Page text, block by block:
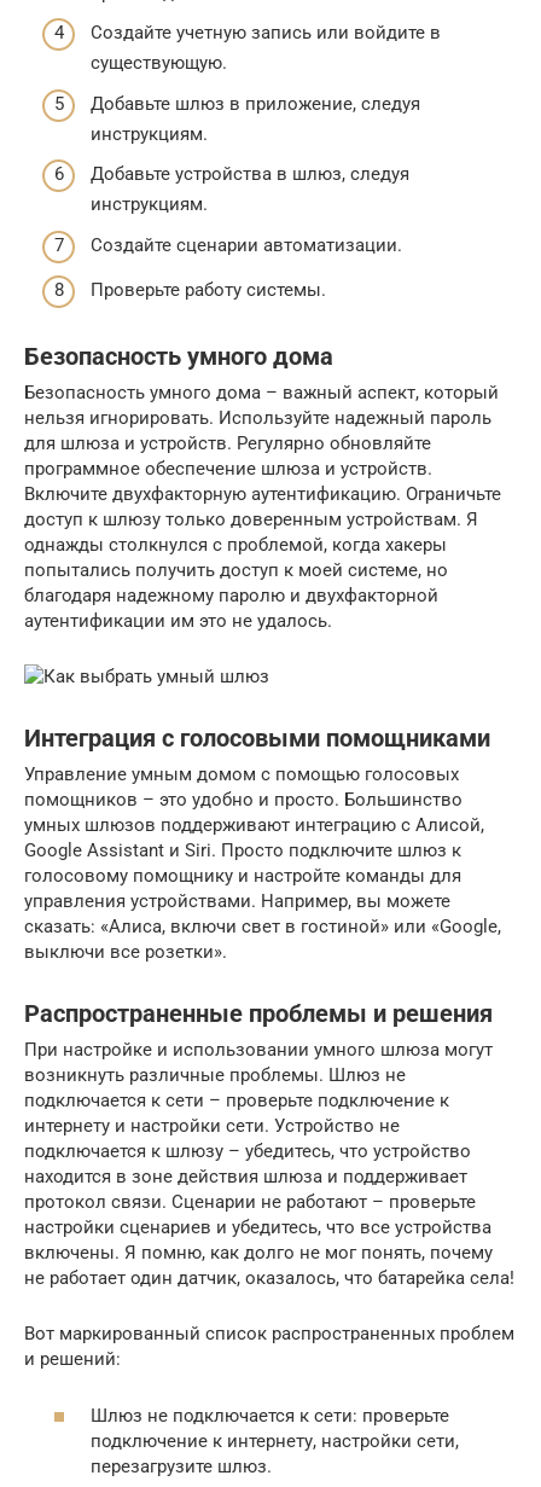
Создайте учетную запись или войдите в
существующую.
Добавьте шлюз в приложение, следуя
инструкциям.
Добавьте устройства в шлюз, следуя
инструкциям.
Создайте сценарии автоматизации.
Проверьте работу системы.
Безопасность умного дома
Безопасность умного дома – важный аспект, который
нельзя игнорировать. Используйте надежный пароль
для шлюза и устройств. Регулярно обновляйте
программное обеспечение шлюза и устройств.
Включите двухфакторную аутентификацию. Ограничьте
доступ к шлюзу только доверенным устройствам. Я
однажды столкнулся с проблемой, когда хакеры
попытались получить доступ к моей системе, но
благодаря надежному паролю и двухфакторной
аутентификации им это не удалось.
Интеграция с голосовыми помощниками
Управление умным домом с помощью голосовых
помощников – это удобно и просто. Большинство
умных шлюзов поддерживают интеграцию с Алисой,
Google Assistant и Siri. Просто подключите шлюз к
голосовому помощнику и настройте команды для
управления устройствами. Например, вы можете
сказать: «Алиса, включи свет в гостиной» или «Google,
выключи все розетки».
Распространенные проблемы и решения
При настройке и использовании умного шлюза могут
возникнуть различные проблемы. Шлюз не
подключается к сети – проверьте подключение к
интернету и настройки сети. Устройство не
подключается к шлюзу – убедитесь, что устройство
находится в зоне действия шлюза и поддерживает
протокол связи. Сценарии не работают – проверьте
настройки сценариев и убедитесь, что все устройства
включены. Я помню, как долго не мог понять, почему
не работает один датчик, оказалось, что батарейка села!
Вот маркированный список распространенных проблем
и решений:
Шлюз не подключается к сети: проверьте
подключение к интернету, настройки сети,
перезагрузите шлюз.